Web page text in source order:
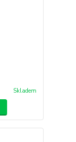
Skladem